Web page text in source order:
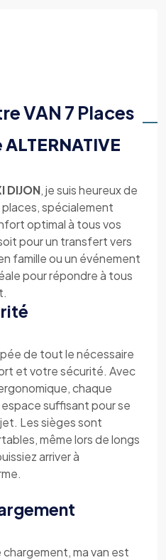
VAN 7 Places
ALTERNATIVE
DIJON, je suis heureux de
spécialement
optimal à tous vos
pour un transfert vers
famille ou un événement
pour répondre à tous
de tout le nécessaire
et votre sécurité. Avec
chaque
suffisant pour se
Les sièges sont
même lors de longs
arriver à
ma van est